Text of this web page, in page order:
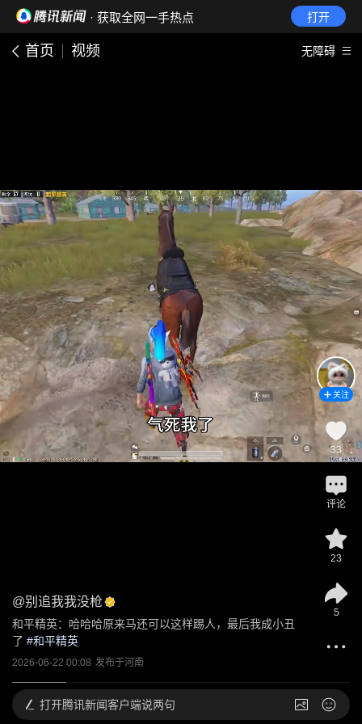
· 获取全网一手热点 打开
首页 视频 无障碍
@别追我我没枪
和平精英：哈哈哈原来马还可以这样踢人，最后我成小丑
了 #和平精英
2026-06-22 00:08 发布于河南
关注
33
评论
23
5
打开腾讯新闻客户端说两句